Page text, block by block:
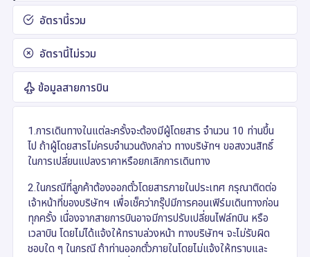
อัตรานี้รวม
อัตรานี้ไม่รวม
ข้อมูลสายการบิน
1.การเดินทางในแต่ละครั้งจะต้องมีผู้โดยสาร จำนวน 10 ท่านขึ้น
ไป ถ้าผู้โดยสารไม่ครบจำนวนดังกล่าว ทางบริษัทฯ ขอสงวนสิทธิ์
ในการเปลี่ยนแปลงราคาหรือยกเลิกการเดินทาง
2.ในกรณีที่ลูกค้าต้องออกตั๋วโดยสารภายในประเทศ กรุณาติดต่อ
เจ้าหน้าที่ของบริษัทฯ เพื่อเช็คว่ากรุ๊ปมีการคอนเฟิร์มเดินทางก่อน
ทุกครั้ง เนื่องจากสายการบินอาจมีการปรับเปลี่ยนไฟล์ทบิน หรือ
เวลาบิน โดยไม่ได้แจ้งให้ทราบล่วงหน้า ทางบริษัทฯ จะไม่รับผิด
ชอบใด ๆ ในกรณี ถ้าท่านออกตั๋วภายในโดยไม่แจ้งให้ทราบและ